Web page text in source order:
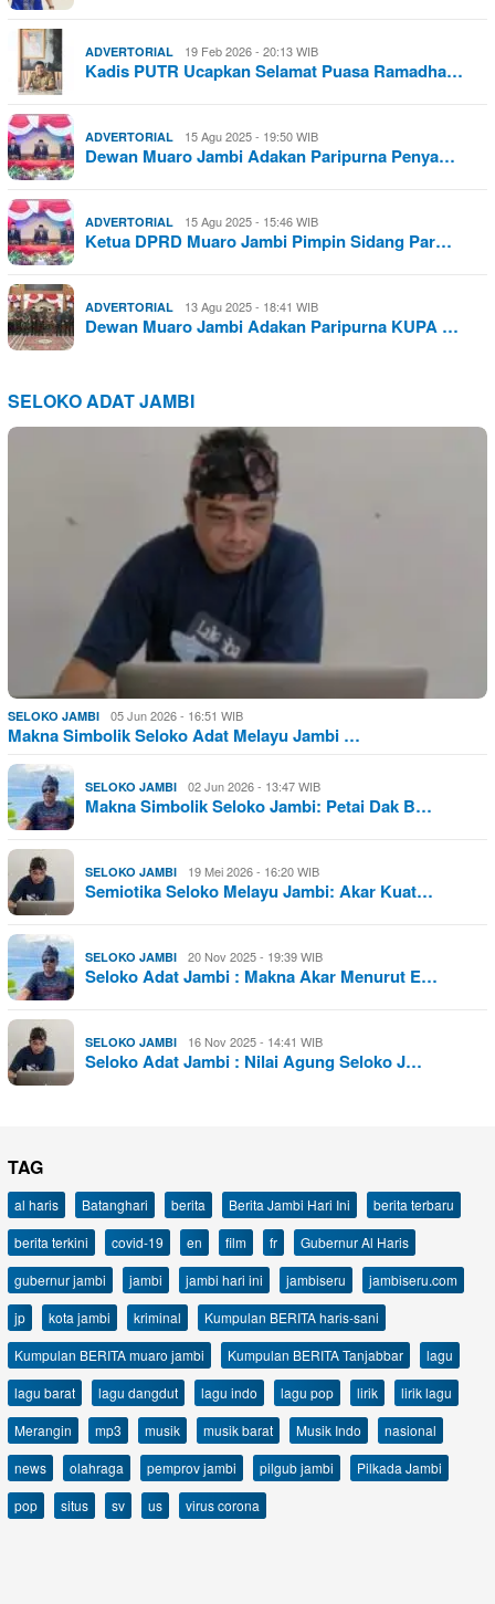
ADVERTORIAL 19 Feb 2026 - 20:13 WIB
Kadis PUTR Ucapkan Selamat Puasa Ramadha…
ADVERTORIAL 15 Agu 2025 - 19:50 WIB
Dewan Muaro Jambi Adakan Paripurna Penya…
ADVERTORIAL 15 Agu 2025 - 15:46 WIB
Ketua DPRD Muaro Jambi Pimpin Sidang Par…
ADVERTORIAL 13 Agu 2025 - 18:41 WIB
Dewan Muaro Jambi Adakan Paripurna KUPA …
SELOKO ADAT JAMBI
SELOKO JAMBI 05 Jun 2026 - 16:51 WIB
Makna Simbolik Seloko Adat Melayu Jambi …
SELOKO JAMBI 02 Jun 2026 - 13:47 WIB
Makna Simbolik Seloko Jambi: Petai Dak B…
SELOKO JAMBI 19 Mei 2026 - 16:20 WIB
Semiotika Seloko Melayu Jambi: Akar Kuat…
SELOKO JAMBI 20 Nov 2025 - 19:39 WIB
Seloko Adat Jambi : Makna Akar Menurut E…
SELOKO JAMBI 16 Nov 2025 - 14:41 WIB
Seloko Adat Jambi : Nilai Agung Seloko J…
TAG
al haris Batanghari berita Berita Jambi Hari Ini
berita terbaru
berita terkini
covid-19 en film fr
Gubernur Al Haris
gubernur jambi
jambi jambi hari ini jambiseru
jambiseru.com
jp
kota jambi kriminal
Kumpulan BERITA haris-sani
Kumpulan BERITA muaro jambi
Kumpulan BERITA Tanjabbar
lagu
lagu barat
lagu dangdut lagu indo lagu pop lirik
lirik lagu
Merangin
mp3 musik musik barat Musik Indo
nasional
news
olahraga pemprov jambi pilgub jambi
Pilkada Jambi
pop
situs sv us virus corona